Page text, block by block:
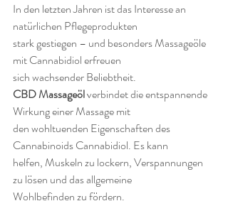
In den letzten Jahren ist das Interesse an
natürlichen Pflegeprodukten
stark gestiegen – und besonders Massageöle
mit Cannabidiol erfreuen
sich wachsender Beliebtheit.
CBD Massageöl verbindet die entspannende
Wirkung einer Massage mit
den wohltuenden Eigenschaften des
Cannabinoids Cannabidiol. Es kann
helfen, Muskeln zu lockern, Verspannungen
zu lösen und das allgemeine
Wohlbefinden zu fördern.